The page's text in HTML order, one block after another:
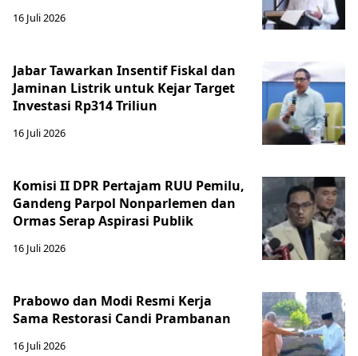
16 Juli 2026
Jabar Tawarkan Insentif Fiskal dan
Jaminan Listrik untuk Kejar Target
Investasi Rp314 Triliun
16 Juli 2026
Komisi II DPR Pertajam RUU Pemilu,
Gandeng Parpol Nonparlemen dan
Ormas Serap Aspirasi Publik
16 Juli 2026
Prabowo dan Modi Resmi Kerja
Sama Restorasi Candi Prambanan
16 Juli 2026